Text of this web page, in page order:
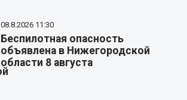
08.8.2026 11:30
Беспилотная опасность
объявлена в Нижегородской
области 8 августа